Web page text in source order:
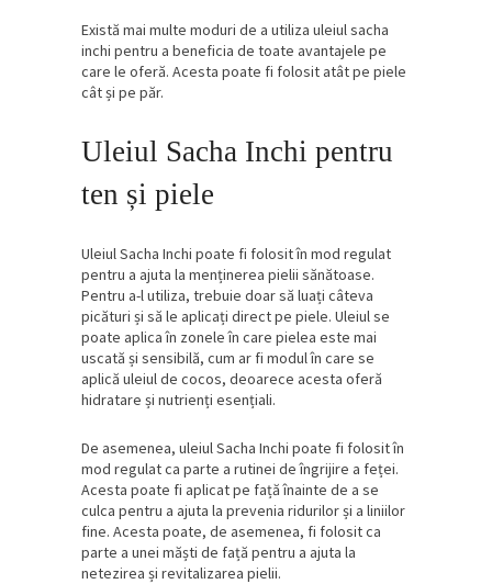
Există mai multe moduri de a utiliza uleiul sacha
inchi pentru a beneficia de toate avantajele pe
care le oferă. Acesta poate fi folosit atât pe piele
cât și pe păr.
Uleiul Sacha Inchi pentru
ten și piele
Uleiul Sacha Inchi poate fi folosit în mod regulat
pentru a ajuta la menținerea pielii sănătoase.
Pentru a-l utiliza, trebuie doar să luați câteva
picături și să le aplicați direct pe piele. Uleiul se
poate aplica în zonele în care pielea este mai
uscată și sensibilă, cum ar fi modul în care se
aplică uleiul de cocos, deoarece acesta oferă
hidratare și nutrienți esențiali.
De asemenea, uleiul Sacha Inchi poate fi folosit în
mod regulat ca parte a rutinei de îngrijire a feței.
Acesta poate fi aplicat pe față înainte de a se
culca pentru a ajuta la prevenia ridurilor și a liniilor
fine. Acesta poate, de asemenea, fi folosit ca
parte a unei măști de față pentru a ajuta la
netezirea și revitalizarea pielii.